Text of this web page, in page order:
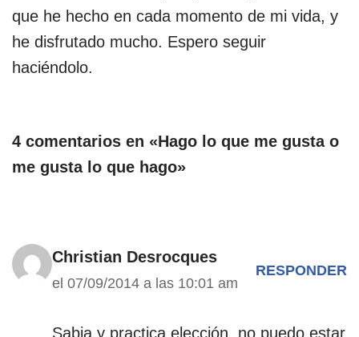
que he hecho en cada momento de mi vida, y
he disfrutado mucho. Espero seguir
haciéndolo.
4 comentarios en «Hago lo que me gusta o
me gusta lo que hago»
Christian Desrocques
el 07/09/2014 a las 10:01 am
RESPONDER
Sabia y practica elección, no puedo estar